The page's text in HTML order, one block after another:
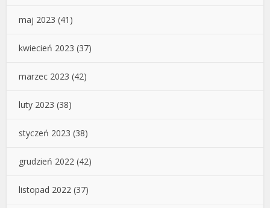
maj 2023 (41)
kwiecień 2023 (37)
marzec 2023 (42)
luty 2023 (38)
styczeń 2023 (38)
grudzień 2022 (42)
listopad 2022 (37)